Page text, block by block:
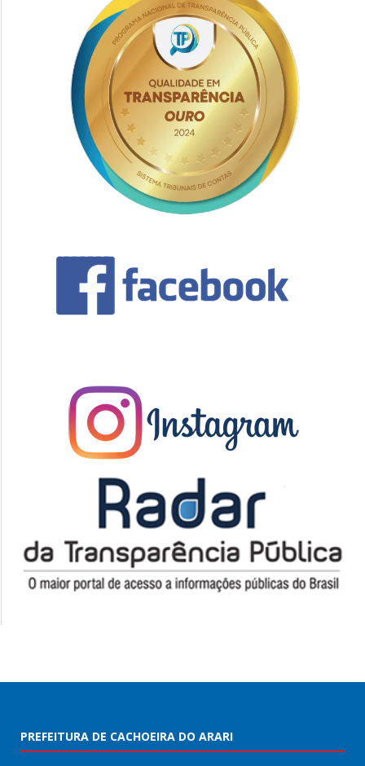
PREFEITURA DE CACHOEIRA DO ARARI